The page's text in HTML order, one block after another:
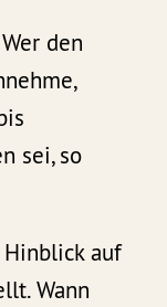
den
sei, so
auf
Wann